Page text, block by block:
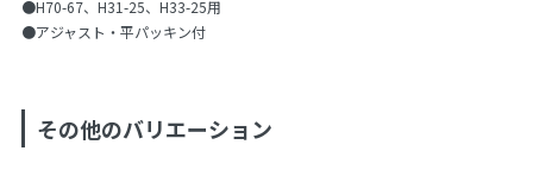
●H70-67、H31-25、H33-25用
●アジャスト・平パッキン付
その他のバリエーション